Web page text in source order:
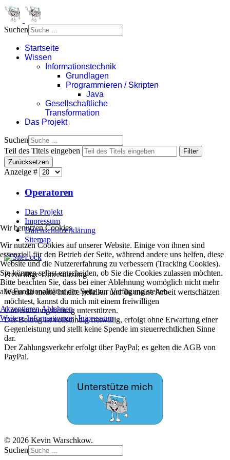
Suchen
Startseite
Wissen
Informationstechnik
Grundlagen
Programmieren / Skripten
Java
Gesellschaftliche
Transformation
Das Projekt
Suchen
Teil des Titels eingeben
Filter
Zurücksetzen
Anzeige #
Operatoren
Das Projekt
Impressum
Datenschutzerklärung
Sitemap
Freiwillige Unterstützung
Wenn dir meine Inhalte gefallen und du meine Arbeit wertschätzen
möchtest, kannst du mich mit einem freiwilligen
Unterstützungsbeitrag unterstützen.
Der Beitrag ist vollständig freiwillig, erfolgt ohne Erwartung einer
Gegenleistung und stellt keine Spende im steuerrechtlichen Sinne
dar.
Der Zahlungsverkehr erfolgt über PayPal; es gelten die AGB von
PayPal.
© 2026 Kevin Warschkow.
Suchen
Wir benutzen Cookies
Wir nutzen Cookies auf unserer Website. Einige von ihnen sind
essenziell für den Betrieb der Seite, während andere uns helfen, diese
Website und die Nutzererfahrung zu verbessern (Tracking Cookies).
Sie können selbst entscheiden, ob Sie die Cookies zulassen möchten.
Bitte beachten Sie, dass bei einer Ablehnung womöglich nicht mehr
alle Funktionalitäten der Seite zur Verfügung stehen.
Akzeptieren Ablehnen
Weitere Informationen|Impressum